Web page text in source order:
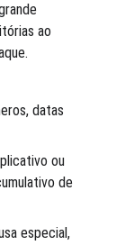
ao
datas
ou
de
especial,